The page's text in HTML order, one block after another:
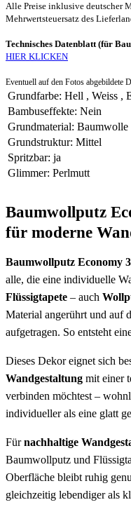
Alle Preise inklusive deutscher
Mehrwertsteuersatz des
Technisches Datenblatt (für
HIER KLICKEN
Eventuell auf den Fotos abgebildete
Grundfarbe: Hell , Weiss ,
Bambuseffekte: Nein
Grundmaterial: Baumwolle
Grundstruktur: Mittel
Spritzbar: ja
Glimmer: Perlmutt
Baumwollputz
für moderne
Baumwollputz Economy 3
alle, die eine individuelle
Flüssigtapete – auch
Material angerührt und auf
aufgetragen. So entsteht
Dieses Dekor eignet sich
Wandgestaltung mit einer
verbinden möchtest –
individueller als eine glatt
Fürnachhaltige
Baumwollputz und
Oberfläche bleibt ruhig
gleichzeitig lebendiger als